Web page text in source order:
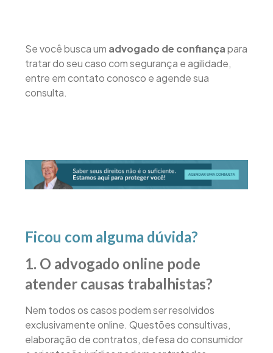
Se você busca um advogado de confiançapara
tratar do seu caso com segurança e agilidade,
entre em contato conosco e agende sua
consulta.
Ficou com alguma dúvida?
1. O advogado online pode
atender causas trabalhistas?
Nem todos os casos podem ser resolvidos
exclusivamente online. Questões consultivas,
elaboração de contratos, defesa do consumidor